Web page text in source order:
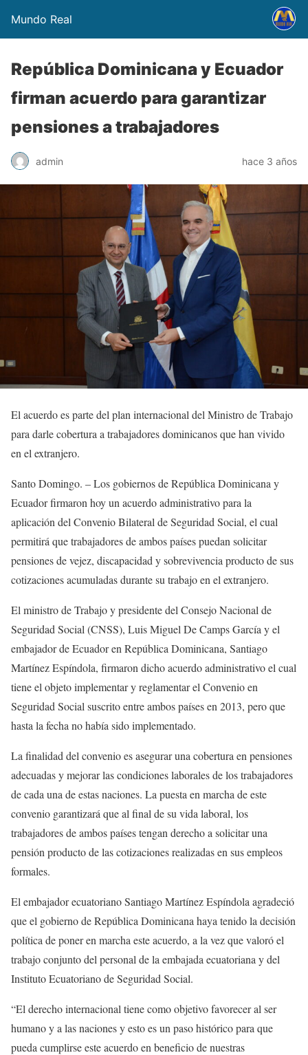
Mundo Real
República Dominicana y Ecuador
firman acuerdo para garantizar
pensiones a trabajadores
admin hace 3 años
El acuerdo es parte del plan internacional del Ministro de Trabajo
para darle cobertura a trabajadores dominicanos que han vivido
en el extranjero.
Santo Domingo. – Los gobiernos de República Dominicana y
Ecuador firmaron hoy un acuerdo administrativo para la
aplicación del Convenio Bilateral de Seguridad Social, el cual
permitirá que trabajadores de ambos países puedan solicitar
pensiones de vejez, discapacidad y sobrevivencia producto de sus
cotizaciones acumuladas durante su trabajo en el extranjero.
El ministro de Trabajo y presidente del Consejo Nacional de
Seguridad Social (CNSS), Luis Miguel De Camps García y el
embajador de Ecuador en República Dominicana, Santiago
Martínez Espíndola, firmaron dicho acuerdo administrativo el cual
tiene el objeto implementar y reglamentar el Convenio en
Seguridad Social suscrito entre ambos países en 2013, pero que
hasta la fecha no había sido implementado.
La finalidad del convenio es asegurar una cobertura en pensiones
adecuadas y mejorar las condiciones laborales de los trabajadores
de cada una de estas naciones. La puesta en marcha de este
convenio garantizará que al final de su vida laboral, los
trabajadores de ambos países tengan derecho a solicitar una
pensión producto de las cotizaciones realizadas en sus empleos
formales.
El embajador ecuatoriano Santiago Martínez Espíndola agradeció
que el gobierno de República Dominicana haya tenido la decisión
política de poner en marcha este acuerdo, a la vez que valoró el
trabajo conjunto del personal de la embajada ecuatoriana y del
Instituto Ecuatoriano de Seguridad Social.
“El derecho internacional tiene como objetivo favorecer al ser
humano y a las naciones y esto es un paso histórico para que
pueda cumplirse este acuerdo en beneficio de nuestras